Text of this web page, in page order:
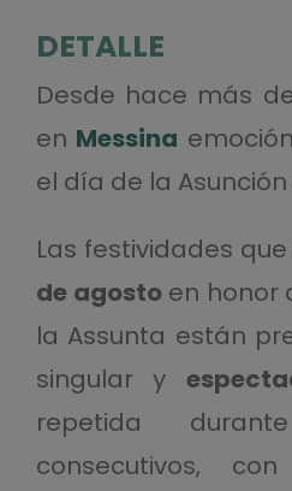
DETALLE
Desde hace más
en Messina
el día de la
Las festividades
de agostoen honor
la Assunta están
singular y
repetida
consecutivos, con